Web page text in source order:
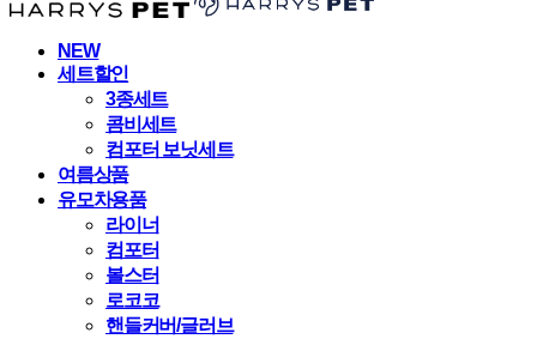
NEW
세트할인
3종세트
콤비세트
컴포터 보닛세트
여름상품
유모차용품
라이너
컴포터
볼스터
로코코
핸들커버/글러브